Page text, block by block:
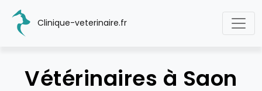
Clinique-veterinaire.fr
Vétérinaires à Saon